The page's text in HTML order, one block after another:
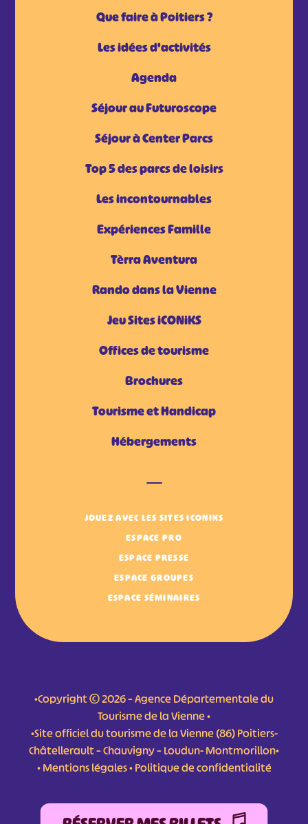
Que faire à Poitiers ?
Les idées d'activités
Agenda
Séjour au Futuroscope
Séjour à Center Parcs
Top 5 des parcs de loisirs
Les incontournables
Expériences Famille
Tèrra Aventura
Rando dans la Vienne
Jeu Sites iCONiKS
Offices de tourisme
Brochures
Tourisme et Handicap
Hébergements
JOUEZ AVEC LES SITES ICONIKS
ESPACE PRO
ESPACE PRESSE
ESPACE GROUPES
ESPACE SÉMINAIRES
•Copyright © 2026 – Agence Départementale du
Tourisme de la Vienne •
•Site officiel du tourisme de la Vienne (86) Poitiers-
Châtellerault – Chauvigny – Loudun- Montmorillon•
•Mentions légales•Politique de confidentialité